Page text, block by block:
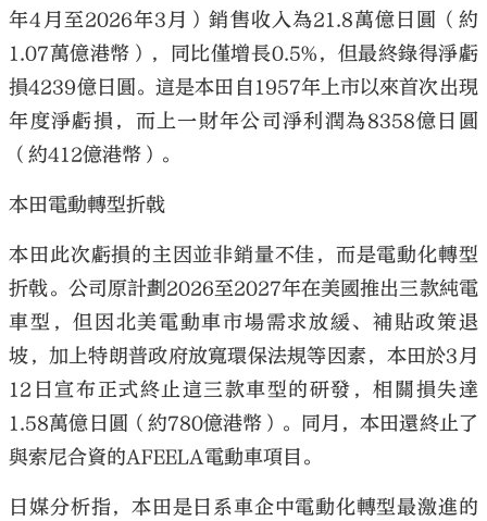
年4月至2026年3月）銷售收入為21.8萬億日圓（約
1.07萬億港幣），同比僅增長0.5%，但最終錄得淨虧
損4239億日圓。這是本田自1957年上市以來首次出現
年度淨虧損，而上一財年公司淨利潤為8358億日圓
（約412億港幣）。
本田電動轉型折戟
本田此次虧損的主因並非銷量不佳，而是電動化轉型
折戟。公司原計劃2026至2027年在美國推出三款純電
車型，但因北美電動車市場需求放緩、補貼政策退
坡，加上特朗普政府放寬環保法規等因素，本田於3月
12日宣布正式終止這三款車型的研發，相關損失達
1.58萬億日圓（約780億港幣）。同月，本田還終止了
與索尼合資的AFEELA電動車項目。
日媒分析指，本田是日系車企中電動化轉型最激進的